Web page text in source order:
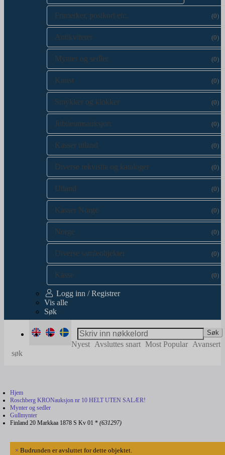
Frimerker, postkort etc. (0)
Antikviteter (0)
Mynter og sedler (0)
Kunst (0)
Smykker og klokker (0)
Jubileumsauksjon (0)
Kasser utland (0)
Diverse rekvisita og kataloger (0)
Utland (0)
Kasser Norge (0)
Norge (0)
Diverse samleobjekter (0)
Kasse (0)
Logg inn / Registrer
Vis alle
Søk
Søk
Nyest Avsluttes snart Most Popular Avansert
søk
Hjem
Roschberg KRONauksjon nr 10 HELT UTEN SALÆR!
Mynter og sedler
Gullmynter
Finland 20 Markkaa 1878 S Kv 01 * (631297)
× Budrunden er avsluttet for dette objektet.